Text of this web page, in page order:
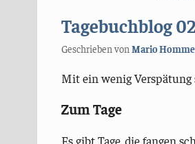
Tagebuchblog
Geschrieben von Mario
Mit ein wenig Verspätung
Zum Tage
Es gibt Tage, die fangen